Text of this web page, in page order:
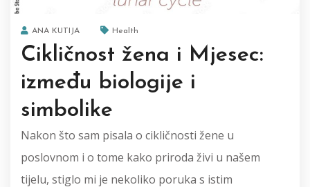
ANA KUTIJA Health
Cikličnost žena i Mjesec:
između biologije i
simbolike
Nakon što sam pisala o cikličnosti žene u
poslovnom i o tome kako priroda živi u našem
tijelu, stiglo mi je nekoliko poruka s istim